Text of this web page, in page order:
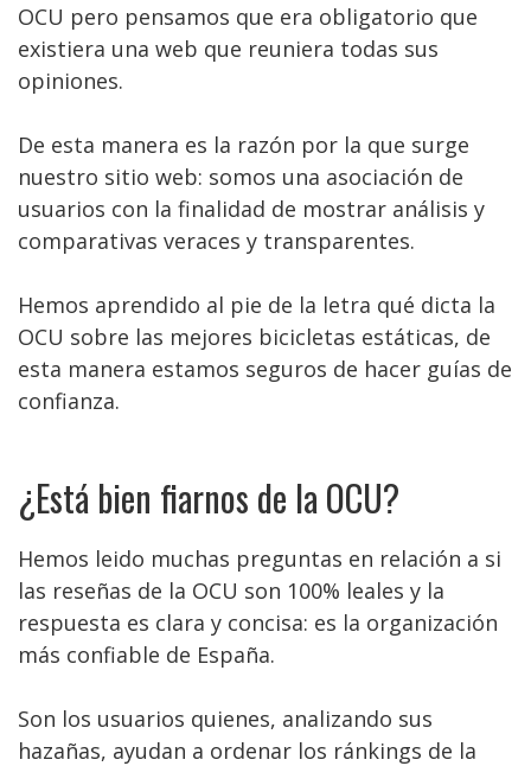
OCU pero pensamos que era obligatorio que
existiera una web que reuniera todas sus
opiniones.
De esta manera es la razón por la que surge
nuestro sitio web: somos una asociación de
usuarios con la finalidad de mostrar análisis y
comparativas veraces y transparentes.
Hemos aprendido al pie de la letra qué dicta la
OCU sobre las mejores bicicletas estáticas, de
esta manera estamos seguros de hacer guías de
confianza.
¿Está bien fiarnos de la OCU?
Hemos leido muchas preguntas en relación a si
las reseñas de la OCU son 100% leales y la
respuesta es clara y concisa: es la organización
más confiable de España.
Son los usuarios quienes, analizando sus
hazañas, ayudan a ordenar los ránkings de la